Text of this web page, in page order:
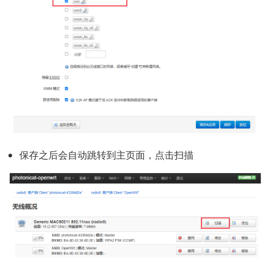
保存之后会自动跳转到主页面，点击扫描